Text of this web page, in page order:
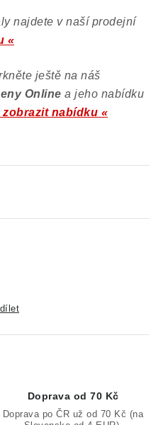
najdete v naší prodejní
«
ještě na náš
Online a jeho nabídku
zobrazit nabídku «
Doprava od 70 Kč
Doprava po ČR už od 70 Kč (na